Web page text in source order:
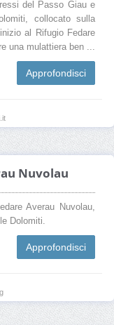
del Passo Giau e
collocato sulla
al Rifugio Fedare
una mulattiera ben ...
Approfondisci
Nuvolau
Averau Nuvolau,
Dolomiti.
Approfondisci